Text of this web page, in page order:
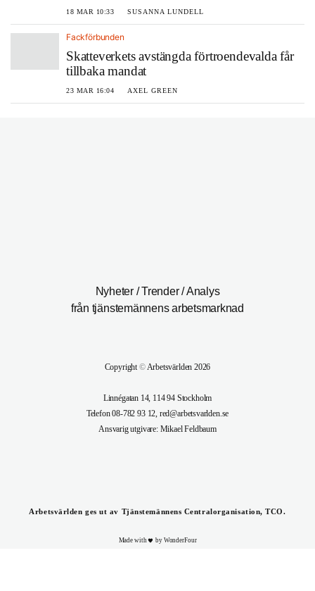
18 MAR 10:33 SUSANNA LUNDELL
Fackförbunden
Skatteverkets avstängda förtroendevalda får
tillbaka mandat
23 MAR 16:04 AXEL GREEN
Nyheter / Trender / Analys
från tjänstemännens arbetsmarknad
Copyright©Arbetsvärlden 2026
Linnégatan 14, 114 94 Stockholm
Telefon 08-782 93 12, red@arbetsvarlden.se
Ansvarig utgivare: Mikael Feldbaum
Arbetsvärlden ges ut av Tjänstemännens Centralorganisation, TCO.
Made with by WonderFour